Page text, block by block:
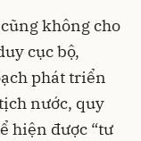
không cho
cục bộ,
phát triển
nước, quy
hiện được “tư